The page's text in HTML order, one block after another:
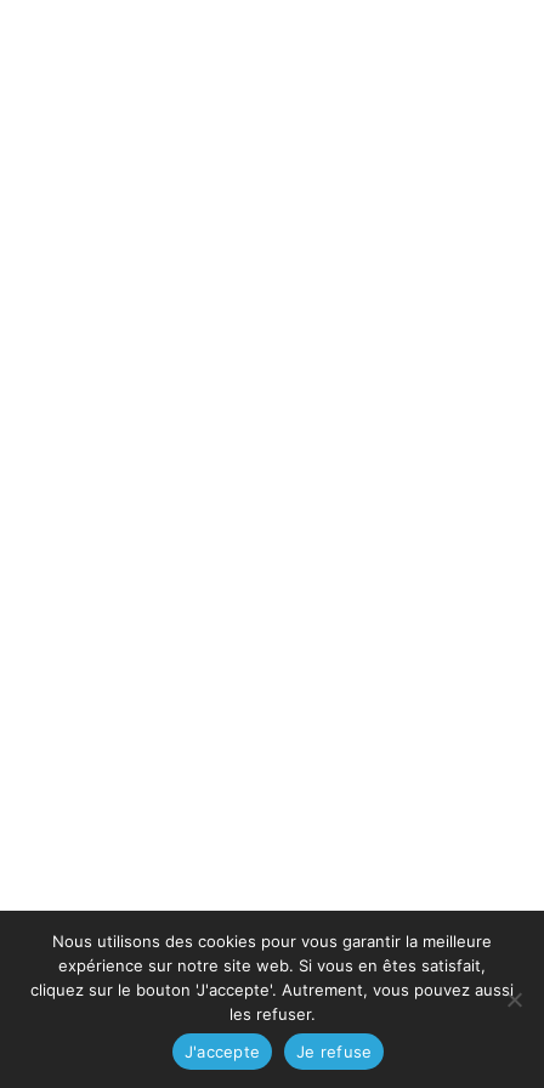
Nous utilisons des cookies pour vous garantir la meilleure
expérience sur notre site web. Si vous en êtes satisfait,
cliquez sur le bouton 'J'accepte'. Autrement, vous pouvez aussi
les refuser.
J'accepte
Je refuse